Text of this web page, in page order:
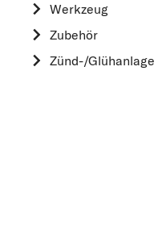
Werkzeug
Zubehör
Zünd-/Glühanlage